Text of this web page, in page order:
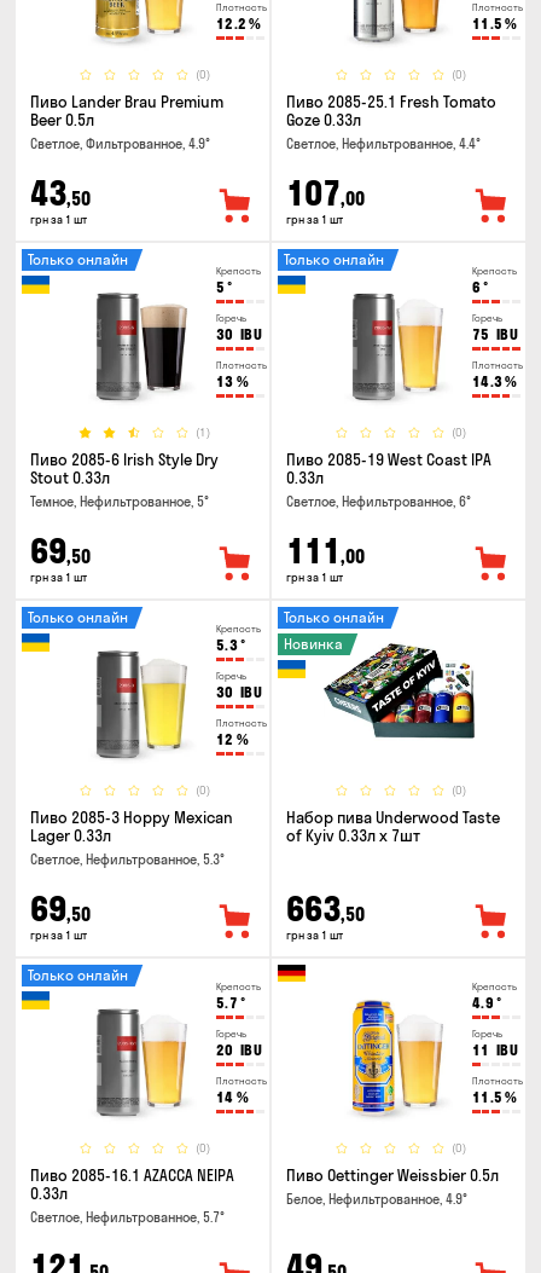
Плотность
12.2 %
(0)
Пиво Lander Brau Premium
Beer 0.5л
Светлое, Фильтрованное, 4.9°
43,50
грн за 1 шт
Плотность
11.5 %
(0)
Пиво 2085-25.1 Fresh Tomato
Goze 0.33л
Светлое, Нефильтрованное, 4.4°
107,00
грн за 1 шт
Крепость
5 °
Горечь
30 IBU
Плотность
13 %
(1)
Только онлайн
Пиво 2085-6 Irish Style Dry
Stout 0.33л
Темное, Нефильтрованное, 5°
69,50
грн за 1 шт
Крепость
6 °
Горечь
75 IBU
Плотность
14.3%
(0)
Только онлайн
Пиво 2085-19 West Coast IPA
0.33л
Светлое, Нефильтрованное, 6°
111 ,00
грн за 1 шт
Крепость
5.3°
Горечь
30 IBU
Плотность
12 %
(0)
Только онлайн
Пиво 2085-3 Hoppy Mexican
Lager 0.33л
Светлое, Нефильтрованное, 5.3°
69,50
грн за 1 шт
(0)
Только онлайн
Новинка
Набор пива Underwood Taste
of Kyiv 0.33л x 7шт
663,50
грн за 1 шт
Крепость
5.7 °
Горечь
20 IBU
Плотность
14 %
(0)
Только онлайн
Пиво 2085-16.1 AZACCA NEIPA
0.33л
Светлое, Нефильтрованное, 5.7°
Крепость
4.9 °
Горечь
11 IBU
Плотность
11.5 %
(0)
Пиво Oettinger Weissbier 0.5л
Белое, Нефильтрованное, 4.9°